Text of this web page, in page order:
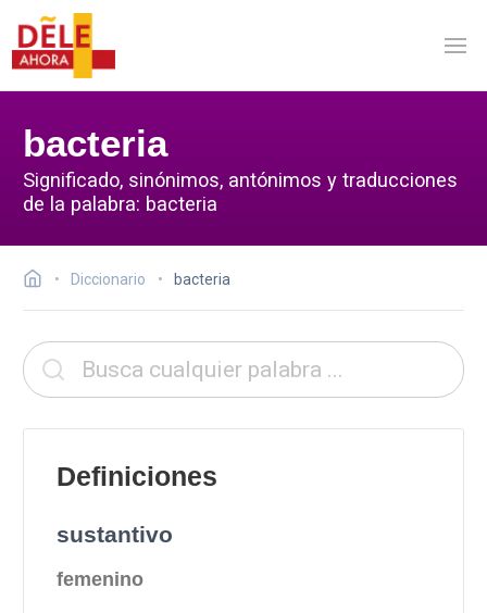
bacteria
Significado, sinónimos, antónimos y traducciones
de la palabra: bacteria
Diccionario bacteria
Definiciones
sustantivo
femenino